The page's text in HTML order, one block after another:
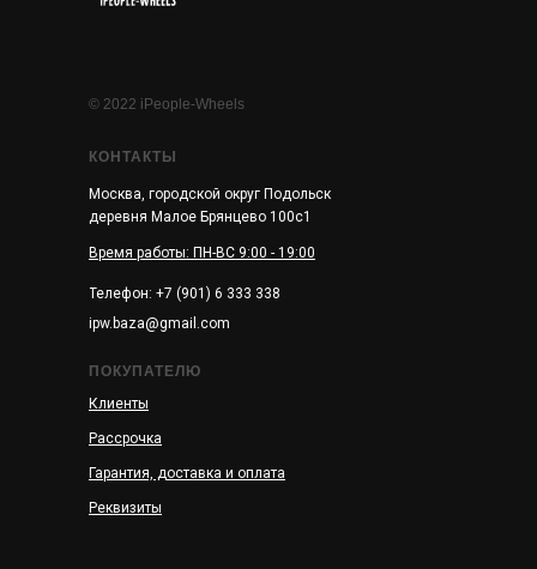
КОНТАКТЫ
Москва, городской округ Подольск
деревня Малое Брянцево 100с1
ipw.baza@gmail.com
Гарантия, доставка и оплата
Рассрочка
Клиенты
Реквизиты
ПОКУПАТЕЛЮ
© 2022 iPeople-Wheels
Телефон: +7 (901) 6 333 338
Время работы: ПН-ВС 9:00 - 19:00